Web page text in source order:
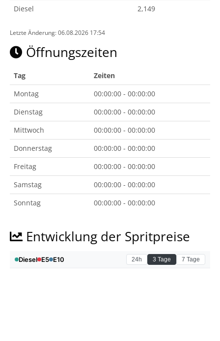
Diesel
2,149
Letzte Änderung: 06.08.2026 17:54
Öffnungszeiten
Tag
Zeiten
Montag
00:00:00 - 00:00:00
Dienstag
00:00:00 - 00:00:00
Mittwoch
00:00:00 - 00:00:00
Donnerstag
00:00:00 - 00:00:00
Freitag
00:00:00 - 00:00:00
Samstag
00:00:00 - 00:00:00
Sonntag
00:00:00 - 00:00:00
Entwicklung der Spritpreise